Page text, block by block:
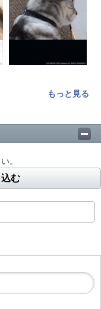
もっと見る
。
む